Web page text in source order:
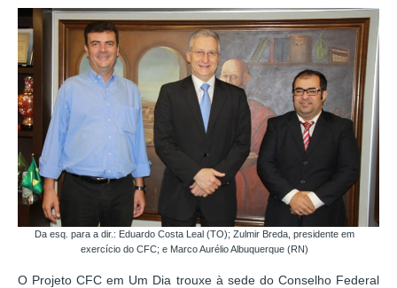
Da esq. para a dir.: Eduardo Costa Leal (TO); Zulmir Breda, presidente em
exercício do CFC; e Marco Aurélio Albuquerque (RN)
O Projeto CFC em Um Dia trouxe à sede do Conselho Federal